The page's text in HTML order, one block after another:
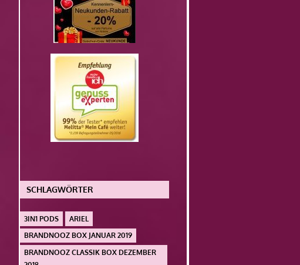
SCHLAGWÖRTER
3IN1 PODS
ARIEL
BRANDNOOZ BOX JANUAR 2019
BRANDNOOZ CLASSIK BOX DEZEMBER